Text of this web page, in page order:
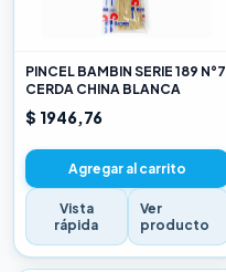
PINCEL BAMBIN SERIE 189 N°7
CERDA CHINA BLANCA
$ 1946,76
Agregar al carrito
Vista
rápida
Ver
producto